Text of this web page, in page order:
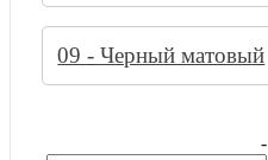
09 - Черный матовый
-